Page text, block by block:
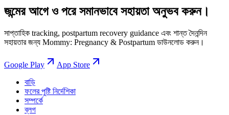
জন্মের আগে ও পরে সমানভাবে সহায়তা অনুভব করুন।
সাপ্তাহিক tracking, postpartum recovery guidance এবং শান্ত দৈনন্দিন
সহায়তার জন্য Mommy: Pregnancy & Postpartum ডাউনলোড করুন।
Google Play
App Store
বাড়ি
ফলের পুষ্টি নির্দেশিকা
সম্পর্কে
ব্লগ